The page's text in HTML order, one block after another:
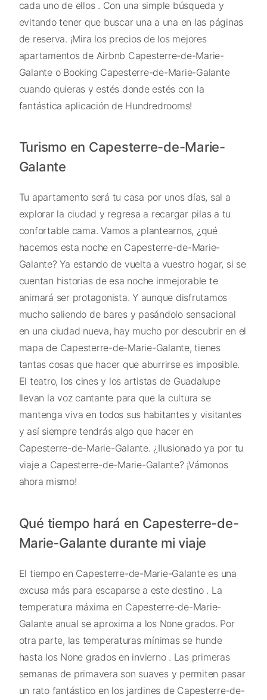
cada uno de ellos . Con una simple búsqueda y
evitando tener que buscar una a una en las páginas
de reserva. ¡Mira los precios de los mejores
apartamentos de Airbnb Capesterre-de-Marie-
Galante o Booking Capesterre-de-Marie-Galante
cuando quieras y estés donde estés con la
fantástica aplicación de Hundredrooms!
Turismo en Capesterre-de-Marie-
Galante
Tu apartamento será tu casa por unos días, sal a
explorar la ciudad y regresa a recargar pilas a tu
confortable cama. Vamos a plantearnos, ¿qué
hacemos esta noche en Capesterre-de-Marie-
Galante? Ya estando de vuelta a vuestro hogar, si se
cuentan historias de esa noche inmejorable te
animará ser protagonista. Y aunque disfrutamos
mucho saliendo de bares y pasándolo sensacional
en una ciudad nueva, hay mucho por descubrir en el
mapa de Capesterre-de-Marie-Galante, tienes
tantas cosas que hacer que aburrirse es imposible.
El teatro, los cines y los artistas de Guadalupe
llevan la voz cantante para que la cultura se
mantenga viva en todos sus habitantes y visitantes
y así siempre tendrás algo que hacer en
Capesterre-de-Marie-Galante. ¿Ilusionado ya por tu
viaje a Capesterre-de-Marie-Galante? ¡Vámonos
ahora mismo!
Qué tiempo hará en Capesterre-de-
Marie-Galante durante mi viaje
El tiempo en Capesterre-de-Marie-Galante es una
excusa más para escaparse a este destino . La
temperatura máxima en Capesterre-de-Marie-
Galante anual se aproxima a los None grados. Por
otra parte, las temperaturas mínimas se hunde
hasta los None grados en invierno . Las primeras
semanas de primavera son suaves y permiten pasar
un rato fantástico en los jardines de Capesterre-de-